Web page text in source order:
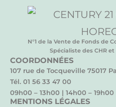
N°1 de la Vente de Fonds de
Spécialiste des CHR
COORDONNÉES
107 rue de Tocqueville 75017
Tél. 01 56 33 47 00
09h00 – 13h00 | 14h00 – 19h00
MENTIONS LÉGALES